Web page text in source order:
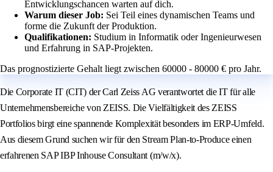
Entwicklungschancen warten auf dich.
Warum dieser Job: Sei Teil eines dynamischen Teams und
forme die Zukunft der Produktion.
Qualifikationen: Studium in Informatik oder Ingenieurwesen
und Erfahrung in SAP-Projekten.
Das prognostizierte Gehalt liegt zwischen 60000 - 80000 € pro Jahr.
Die Corporate IT (CIT) der Carl Zeiss AG verantwortet die IT für alle
Unternehmensbereiche von ZEISS. Die Vielfältigkeit des ZEISS
Portfolios birgt eine spannende Komplexität besonders im ERP-Umfeld.
Aus diesem Grund suchen wir für den Stream Plan-to-Produce einen
erfahrenen SAP IBP Inhouse Consultant (m/w/x).